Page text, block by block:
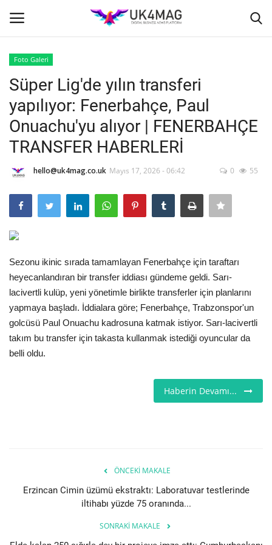
Ana Sayfa
İş Platformu
TVNET
TOPLUM
Londra
İş İlanları
Seri İlanlar
İngiltere
Videolar
Foto Galeri
Süper Lig'de yılın transferi
yapılıyor: Fenerbahçe, Paul
Onuachu'yu alıyor | FENERBAHÇE
TRANSFER HABERLERİ
hello@uk4mag.co.uk Mayıs 17, 2026 - 06:42 0 55
Sezonu ikinic sırada tamamlayan Fenerbahçe için taraftarı
heyecanlandıran bir transfer iddiası gündeme geldi. Sarı-
lacivertli kulüp, yeni yönetimle birlikte transferler için planlarını
yapmaya başladı. İddialara göre; Fenerbahçe, Trabzonspor'un
golcüsü Paul Onuachu kadrosuna katmak istiyor. Sarı-lacivertli
takım bu transfer için takasta kullanmak istediği oyuncular da
belli oldu.
Haberin Devamı...
ÖNCEKI MAKALE
Erzincan Cimin üzümü ekstraktı: Laboratuvar testlerinde
iltihabı yüzde 75 oranında...
SONRAKI MAKALE